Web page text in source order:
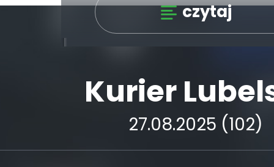
czytaj
Kurier
27.08.2025 (102)